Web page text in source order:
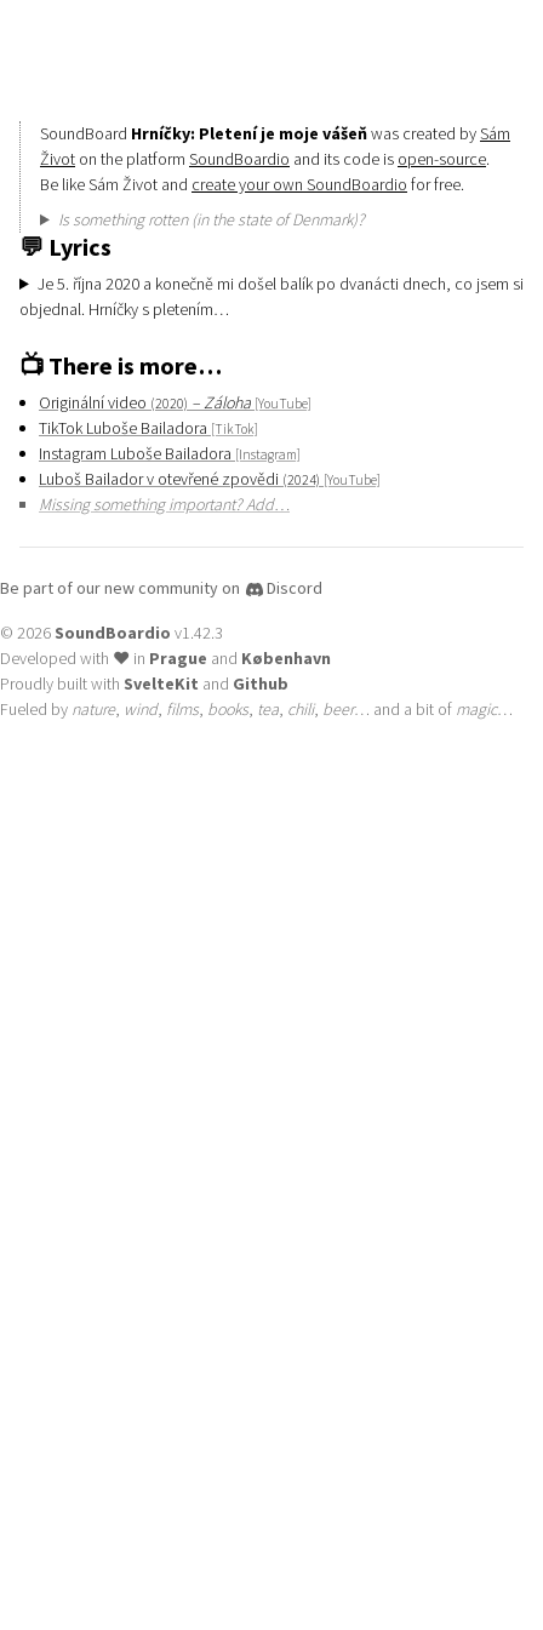
SoundBoard Hrníčky: Pletení je moje vášeňwas created bySám
Život on the platform SoundBoardio and its code is open-source.
Be like Sám Život and create your own SoundBoardio for free.
Is something rotten (in the state of Denmark)?
💬 Lyrics
Je 5. října 2020 a konečně mi došel balík po dvanácti dnech, co jsem si
objednal. Hrníčky s pletením…
📺 There is more…
Originální video (2020) – Záloha [YouTube]
TikTok Luboše Bailadora [TikTok]
Instagram Luboše Bailadora [Instagram]
Luboš Bailador v otevřené zpovědi (2024) [YouTube]
Missing something important? Add…
Be part of our new community on Discord
© 2026 SoundBoardio v1.42.3
Developed with ❤️ in Prague and København
Proudly built with SvelteKit and Github
Fueled by nature, wind, films, books, tea, chili, beer… and a bit of magic…